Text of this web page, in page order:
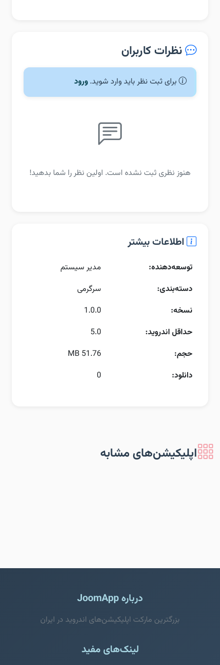
نظرات کاربران
برای ثبت نظر باید وارد شوید. ورود
هنوز نظری ثبت نشده است. اولین نظر را شما بدهید!
اطلاعات بیشتر
توسعه‌دهنده:
مدیر سیستم
دسته‌بندی:
سرگرمی
نسخه:
1.0.0
حداقل اندروید:
5.0
حجم:
51.76 MB
دانلود:
0
اپلیکیشن‌های مشابه
درباره JoomApp
بزرگترین مارکت اپلیکیشن‌های اندروید در ایران
لینک‌های مفید